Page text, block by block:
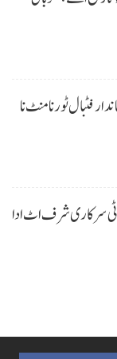
شاندار فٹبال ٹورنامنٹ نا
ٹی سرکاری شرف اٹ ادا